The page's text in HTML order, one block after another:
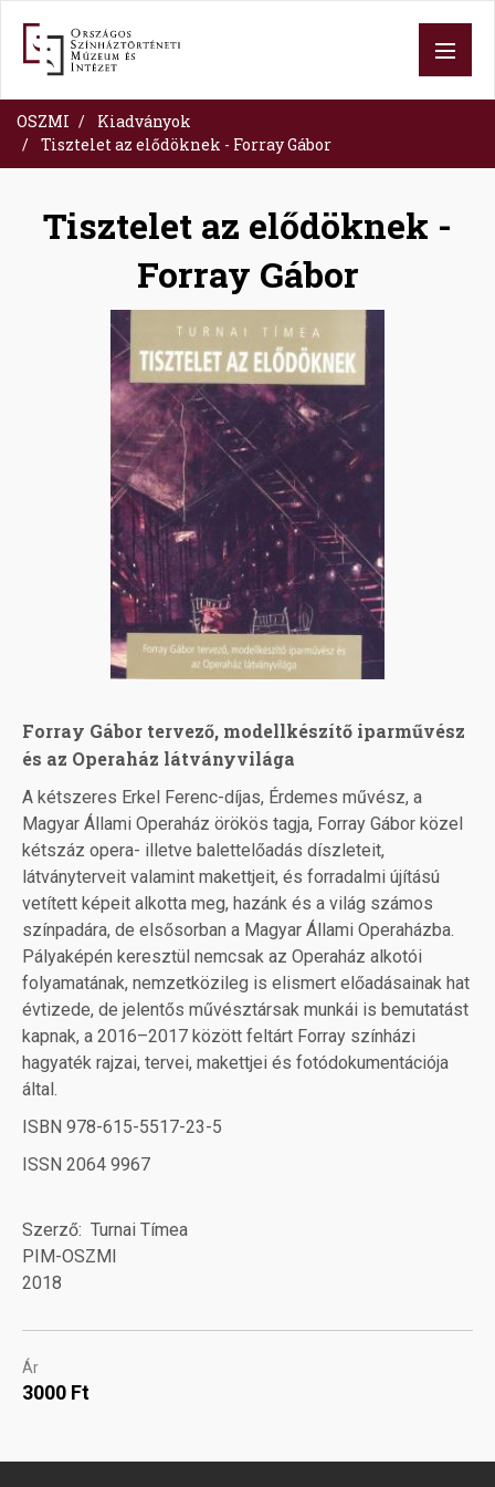
tartalomra
OSZMI
Kiadványok
Tisztelet az elődöknek - Forray Gábor
Tisztelet az elődöknek -
Forray Gábor
Image
Forray Gábor tervező, modellkészítő iparművész
és az Operaház látványvilága
A kétszeres Erkel Ferenc-díjas, Érdemes művész, a
Magyar Állami Operaház örökös tagja, Forray Gábor közel
kétszáz opera- illetve balettelőadás díszleteit,
látványterveit valamint makettjeit, és forradalmi újítású
vetített képeit alkotta meg, hazánk és a világ számos
színpadára, de elsősorban a Magyar Állami Operaházba.
Pályaképén keresztül nemcsak az Operaház alkotói
folyamatának, nemzetközileg is elismert előadásainak hat
évtizede, de jelentős művésztársak munkái is bemutatást
kapnak, a 2016–2017 között feltárt Forray színházi
hagyaték rajzai, tervei, makettjei és fotódokumentációja
által.
ISBN 978-615-5517-23-5
ISSN 2064 9967
Szerző Turnai Tímea
PIM-OSZMI
2018
Ár
3000 Ft